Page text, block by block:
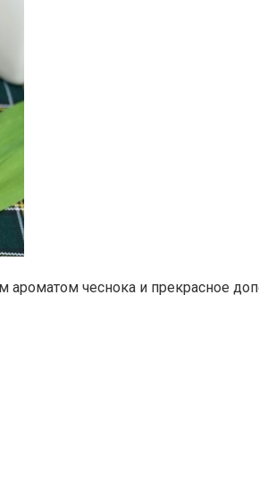
ароматом чеснока и прекрасное